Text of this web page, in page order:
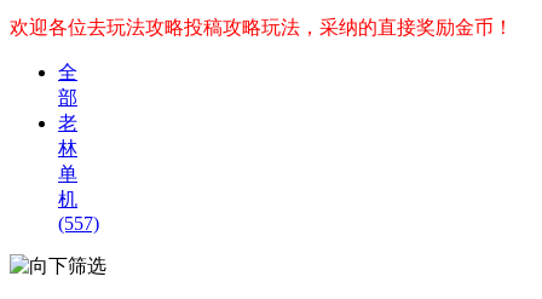
欢迎各位去玩法攻略投稿攻略玩法，采纳的直接奖励金币！
全
部
老
林
单
机
(557)
筛选